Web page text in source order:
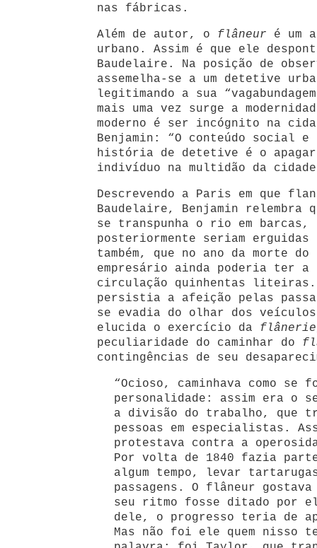
nas fábricas.
Além de autor, o flâneur é um
urbano. Assim é que ele
Baudelaire. Na posição de
assemelha-se a um detetive
legitimando a sua
mais uma vez surge a
moderno é ser incógnito na
Benjamin: “O conteúdo social
história de detetive é o apagar
indivíduo na multidão da
Descrevendo a Paris em que
Baudelaire, Benjamin relembra
se transpunha o rio em barcas,
posteriormente seriam erguidas
também, que no ano da morte do
empresário ainda poderia ter a
circulação quinhentas liteiras.
persistia a afeição pelas
se evadia do olhar dos
elucida o exercício da
peculiaridade do caminhar do
contingências de seu
“Ocioso, caminhava como se
personalidade: assim era o
a divisão do trabalho, que
pessoas em especialistas.
protestava contra a
Por volta de 1840 fazia
algum tempo, levar
passagens. O flâneur
seu ritmo fosse ditado por
dele, o progresso teria de
Mas não foi ele quem nisso